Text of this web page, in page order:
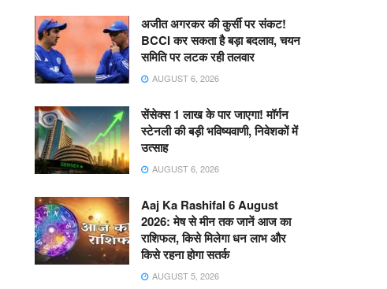
अजीत अगरकर की कुर्सी पर संकट!
BCCI कर सकता है बड़ा बदलाव, चयन
समिति पर लटक रही तलवार
AUGUST 6, 2026
सेंसेक्स 1 लाख के पार जाएगा! मॉर्गन
स्टेनली की बड़ी भविष्यवाणी, निवेशकों में
उत्साह
AUGUST 6, 2026
Aaj Ka Rashifal 6 August
2026: मेष से मीन तक जानें आज का
राशिफल, किसे मिलेगा धन लाभ और
किसे रहना होगा सतर्क
AUGUST 5, 2026